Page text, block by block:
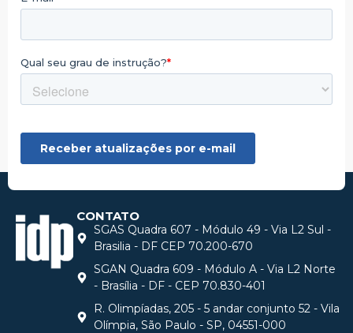
CONTATO
SGAS Quadra 607 - Módulo 49 - Via L2 Sul -
Brasilia - DF CEP 70.200-670
SGAN Quadra 609 - Módulo A - Via L2 Norte
- Brasília - DF - CEP 70.830-401
R. Olimpíadas, 205 - 5 andar conjunto 52 - Vila
Olímpia, São Paulo - SP, 04551-000